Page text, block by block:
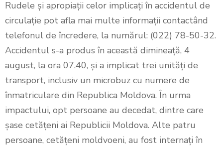
Rudele și apropiații celor implicați în accidentul de
circulație pot afla mai multe informații contactând
telefonul de încredere, la numărul: (022) 78-50-32.
Accidentul s-a produs în această dimineață, 4
august, la ora 07.40, și a implicat trei unități de
transport, inclusiv un microbuz cu numere de
înmatriculare din Republica Moldova. În urma
impactului, opt persoane au decedat, dintre care
șase cetățeni ai Republicii Moldova. Alte patru
persoane, cetățeni moldvoeni, au fost internați în